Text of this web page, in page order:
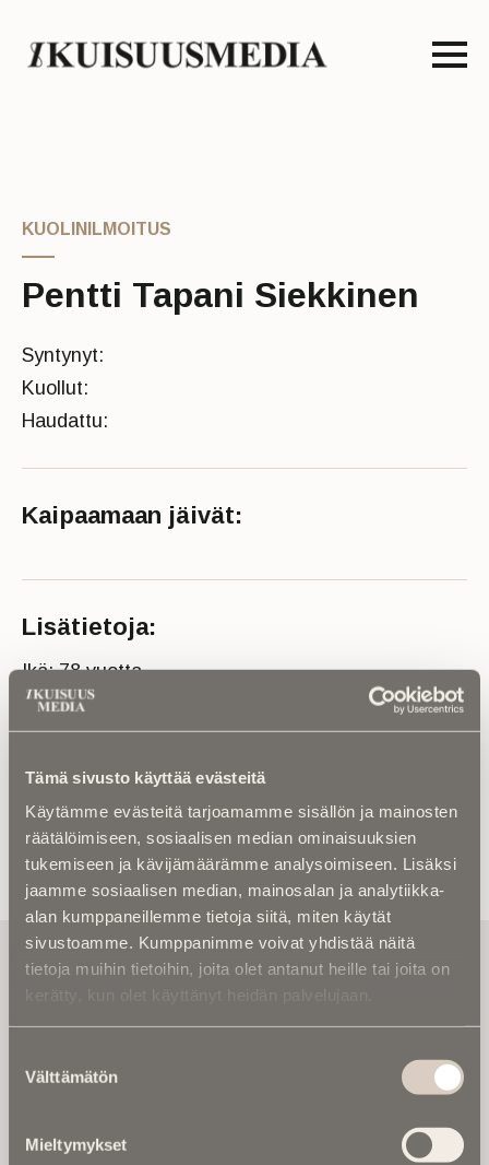
Tämä sivusto käyttää evästeitä
Käytämme evästeitä tarjoamamme sisällön ja mainosten
räätälöimiseen, sosiaalisen median ominaisuuksien
tukemiseen ja kävijämäärämme analysoimiseen. Lisäksi
jaamme sosiaalisen median, mainosalan ja analytiikka-
alan kumppaneillemme tietoja siitä, miten käytät
sivustoamme. Kumppanimme voivat yhdistää näitä
tietoja muihin tietoihin, joita olet antanut heille tai joita on
kerätty, kun olet käyttänyt heidän palvelujaan.
valinta
Välttämätön
Mieltymykset
KUOLINILMOITUS
Pentti Tapani Siekkinen
Syntynyt:
Kuollut:
Haudattu:
Kaipaamaan jäivät:
Lisätietoja:
Ikä: 78 vuotta
Kuolinaika: 2024
Lähde: Jyväskylän seurakunta ja Suur-Jyväskylän
Tilaa uutiskirje - Pääset heti parhaiden
artikkelien pariin!
Uutiskirje on maksuton eikä se velvoita mihinkään.
Kirjoita tähän sähköpostiosoite, johon haluat uutiskirjeen
tulevan: